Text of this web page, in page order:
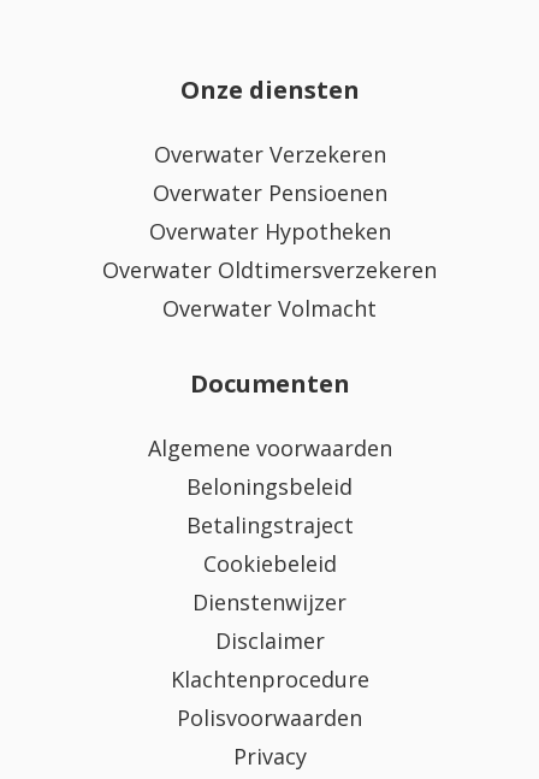
Onze diensten
Overwater Verzekeren
Overwater Pensioenen
Overwater Hypotheken
Overwater Oldtimersverzekeren
Overwater Volmacht
Documenten
Algemene voorwaarden
Beloningsbeleid
Betalingstraject
Cookiebeleid
Dienstenwijzer
Disclaimer
Klachtenprocedure
Polisvoorwaarden
Privacy